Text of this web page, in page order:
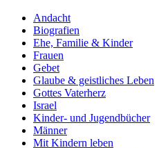
Andacht
Biografien
Ehe, Familie & Kinder
Frauen
Gebet
Glaube & geistliches Leben
Gottes Vaterherz
Israel
Kinder- und Jugendbücher
Männer
Mit Kindern leben